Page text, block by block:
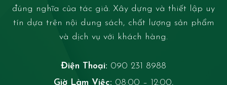
đúng nghĩa của tác giả. Xây dựng và thiết lập uy
tín dựa trên nội dung sách, chất lượng sản phẩm
và dịch vụ với khách hàng.
Điện Thoại: 090 231 8988
Giờ Làm Việc: 08:00 – 12:00,